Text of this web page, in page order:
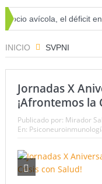
avícola, el déficit
INICIO SVPNI
Jornadas X
¡Afrontemos la
Publicado por: Mirador
En: